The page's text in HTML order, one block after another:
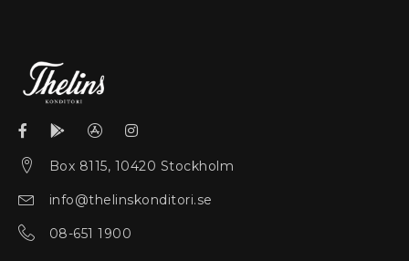
Box 8115, 10420 Stockholm
info@thelinskonditori.se
08-651 1900